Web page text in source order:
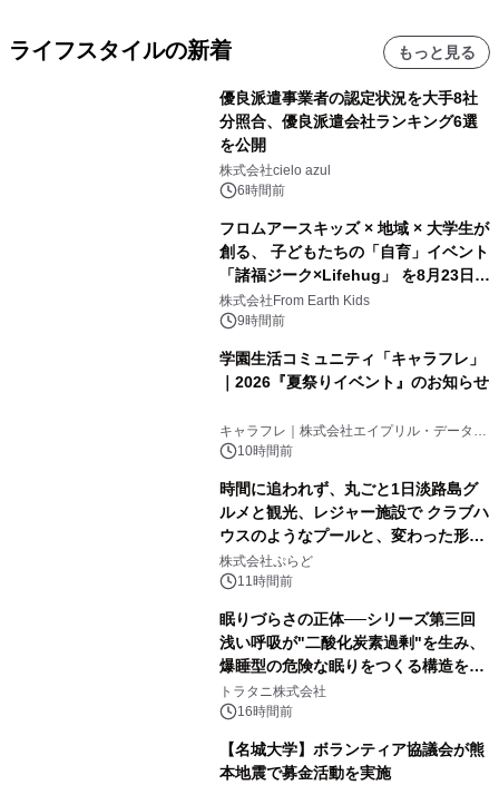
ライフスタイルの新着 もっと見る
優良派遣事業者の認定状況を大手8社
分照合、優良派遣会社ランキング6選
を公開
株式会社cielo azul
6時間前
フロムアースキッズ × 地域 × 大学生が
創る、 子どもたちの「自育」イベント
「諸福ジーク×Lifehug」 を8月23日
(日)開催
株式会社From Earth Kids
9時間前
学園生活コミュニティ「キャラフレ」
｜2026『夏祭りイベント』のお知らせ
キャラフレ｜株式会社エイプリル・データ・
デザインズ
10時間前
時間に追われず、丸ごと1日淡路島グ
ルメと観光、レジャー施設で クラブハ
ウスのようなプールと、変わった形の
サウナも 「THE BOXY AWAJI」のお
得な素泊まり連泊プランで
株式会社ぷらど
11時間前
眠りづらさの正体──シリーズ第三回
浅い呼吸が"二酸化炭素過剰"を生み、
爆睡型の危険な眠りをつくる構造を解
説
トラタニ株式会社
16時間前
【名城大学】ボランティア協議会が熊
本地震で募金活動を実施